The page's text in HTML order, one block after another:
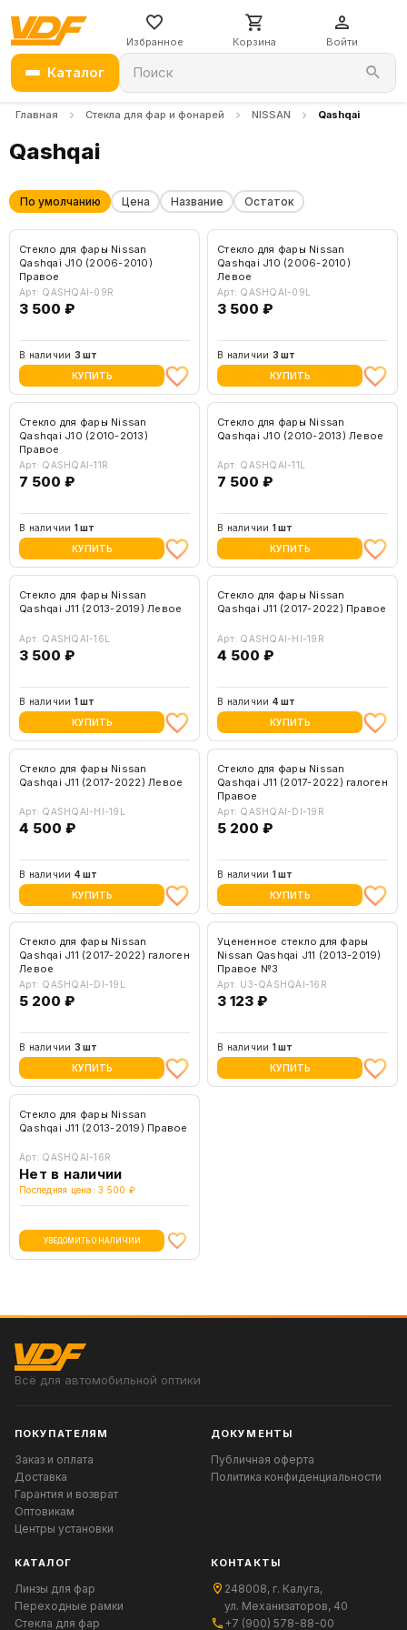
Избранное Корзина Войти
Каталог Поиск
Главная Стекла для фар и фонарей NISSAN Qashqai
Qashqai
По умолчанию Цена Название Остаток
Стекло для фары Nissan
Qashqai J10 (2006-2010)
Правое
Арт: QASHQAI-09R
3 500 ₽
В наличии 3 шт
КУПИТЬ
Стекло для фары Nissan
Qashqai J10 (2006-2010)
Левое
Арт: QASHQAI-09L
3 500 ₽
В наличии 3 шт
КУПИТЬ
Стекло для фары Nissan
Qashqai J10 (2010-2013)
Правое
Арт: QASHQAI-11R
7 500 ₽
В наличии 1 шт
КУПИТЬ
Стекло для фары Nissan
Qashqai J10 (2010-2013) Левое
Арт: QASHQAI-11L
7 500 ₽
В наличии 1 шт
КУПИТЬ
Стекло для фары Nissan
Qashqai J11 (2013-2019) Левое
Арт: QASHQAI-16L
3 500 ₽
В наличии 1 шт
КУПИТЬ
Стекло для фары Nissan
Qashqai J11 (2017-2022) Правое
Арт: QASHQAI-HI-19R
4 500 ₽
В наличии 4 шт
КУПИТЬ
Стекло для фары Nissan
Qashqai J11 (2017-2022) Левое
Арт: QASHQAI-HI-19L
4 500 ₽
В наличии 4 шт
КУПИТЬ
Стекло для фары Nissan
Qashqai J11 (2017-2022) галоген
Правое
Арт: QASHQAI-DI-19R
5 200 ₽
В наличии 1 шт
КУПИТЬ
Стекло для фары Nissan
Qashqai J11 (2017-2022) галоген
Левое
Арт: QASHQAI-DI-19L
5 200 ₽
В наличии 3 шт
КУПИТЬ
Уцененное стекло для фары
Nissan Qashqai J11 (2013-2019)
Правое №3
Арт: U3-QASHQAI-16R
3 123 ₽
В наличии 1 шт
КУПИТЬ
Стекло для фары Nissan
Qashqai J11 (2013-2019) Правое
Арт: QASHQAI-16R
Нет в наличии
Последняя цена: 3 500 ₽
УВЕДОМИТЬ О НАЛИЧИИ
Всё для автомобильной оптики
ПОКУПАТЕЛЯМ
Заказ и оплата
Доставка
Гарантия и возврат
Оптовикам
Центры установки
ДОКУМЕНТЫ
Публичная оферта
Политика конфиденциальности
КАТАЛОГ
Линзы для фар
Переходные рамки
Стекла для фар
КОНТАКТЫ
248008, г. Калуга,
ул. Механизаторов, 40
+7 (900) 578-88-00